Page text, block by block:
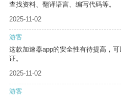
查找资料、翻译语言、编写代码等。
2025-11-02
游客
这款加速器app的安全性有待提高，
证。
2025-11-02
游客